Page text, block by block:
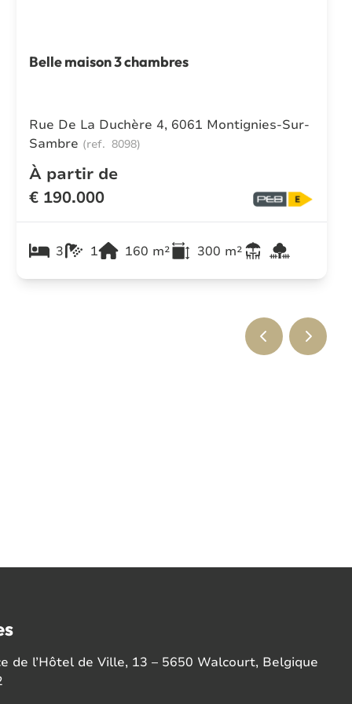
Belle maison 3 chambres
Rue De La Duchère 4, 6061 Montignies-Sur-
Sambre (ref. 8098)
À partir de
€ 190.000
3 1 160 m² 300 m²
de l’Hôtel de Ville, 13 – 5650 Walcourt, Belgique